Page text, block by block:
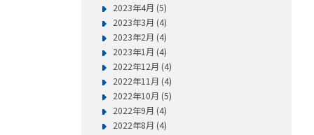
2023年4月 (5)
2023年3月 (4)
2023年2月 (4)
2023年1月 (4)
2022年12月 (4)
2022年11月 (4)
2022年10月 (5)
2022年9月 (4)
2022年8月 (4)